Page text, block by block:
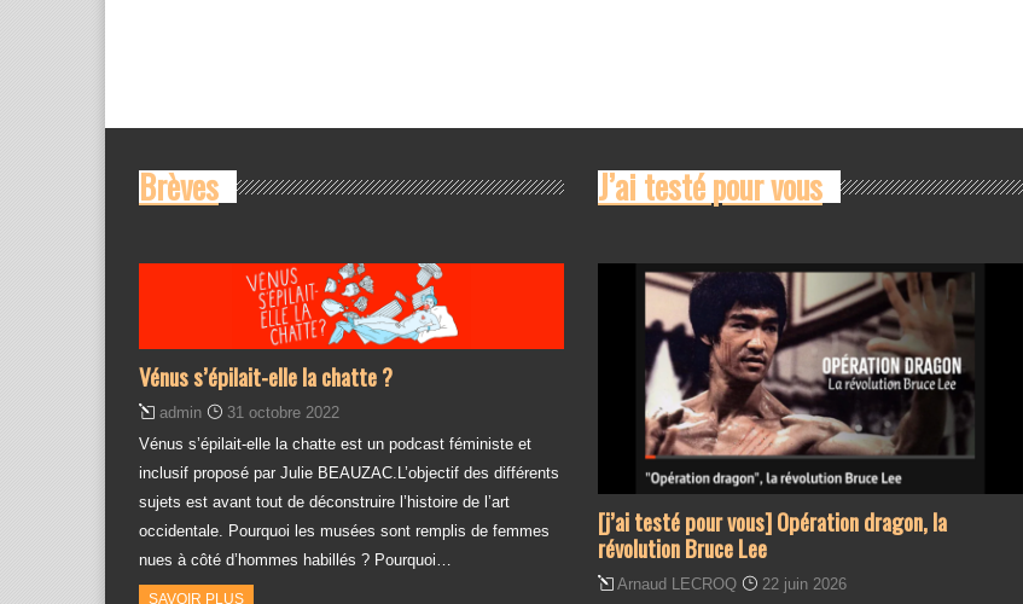
Brèves
Vénus s’épilait-elle la chatte ?
admin
31 octobre 2022
Vénus s’épilait-elle la chatte est un podcast féministe et
inclusif proposé par Julie BEAUZAC.L’objectif des différents
sujets est avant tout de déconstruire l’histoire de l’art
occidentale. Pourquoi les musées sont remplis de femmes
nues à côté d’hommes habillés ? Pourquoi…
SAVOIR PLUS
J’ai testé pour vous
[j’ai testé pour vous] Opération dragon, la
révolution Bruce Lee
Arnaud LECROQ 22 juin 2026